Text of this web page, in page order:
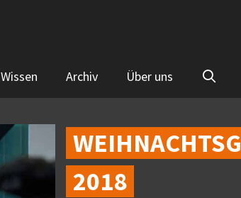
Wissen Archiv Über uns
018